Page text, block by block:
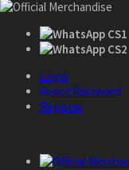
CS1
CS2
Login
Reset Password
Register